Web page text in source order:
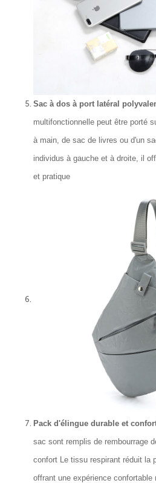
Sac à dos à port latéral
multifonctionnelle peut être porté
à main, de sac de livres ou d'un
individus à gauche et à droite, il
et pratique
Pack d'élingue durable et
sac sont remplis de rembourrage
confort Le tissu respirant réduit la
offrant une expérience confortable